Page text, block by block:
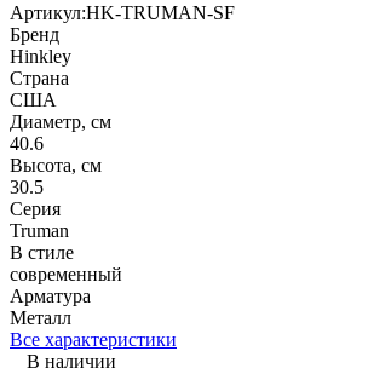
Артикул:HK-TRUMAN-SF
Бренд
Hinkley
Страна
США
Диаметр, см
40.6
Высота, см
30.5
Серия
Truman
В стиле
современный
Арматура
Металл
Все характеристики
В наличии